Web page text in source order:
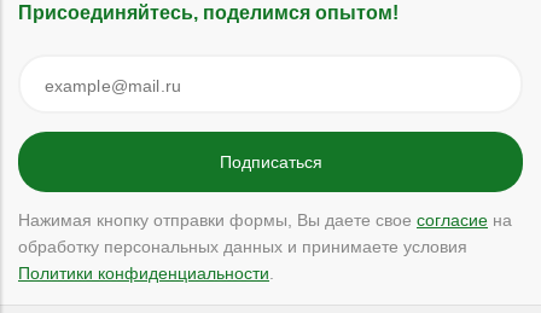
Присоединяйтесь, поделимся опытом!
Нажимая кнопку отправки формы, Вы даете свое согласие на
обработку персональных данных и принимаете условия
Политики конфиденциальности